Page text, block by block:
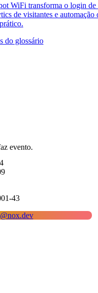
WiFi transforma o login de
de visitantes e automação
do glossário
evento.
43